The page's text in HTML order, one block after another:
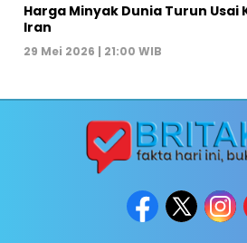
Harga Minyak Dunia Turun Usai
Iran
29 Mei 2026 | 21:00 WIB